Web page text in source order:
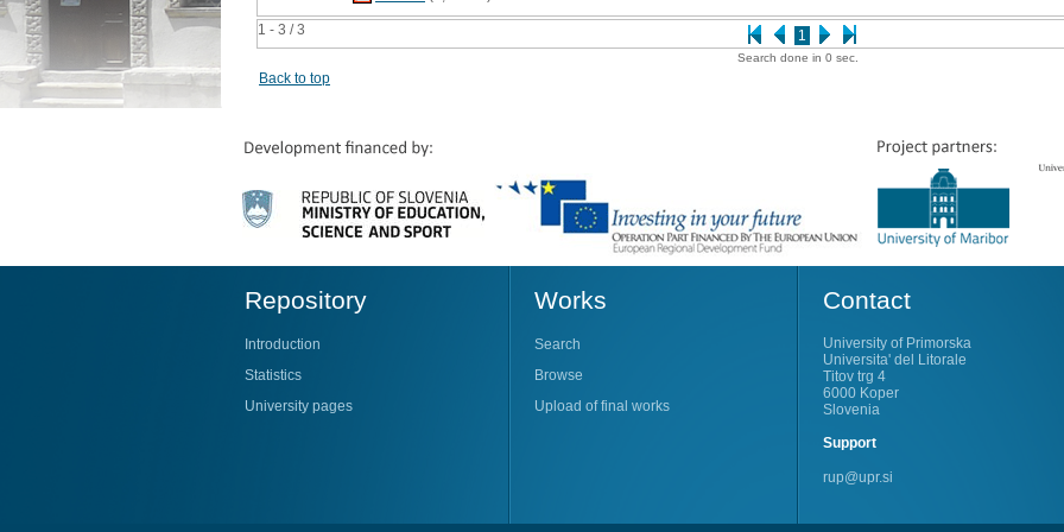
1 - 3 / 3 1
Search done in 0 sec.
Back to top
Repository
Introduction
Statistics
University pages
Works
Search
Browse
Upload of final works
Contact
University of Primorska
Universita' del Litorale
Titov trg 4
6000 Koper
Slovenia
Support
rup@upr.si